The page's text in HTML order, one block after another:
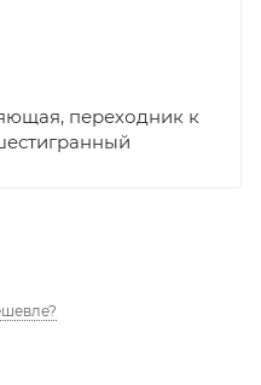
переходник к